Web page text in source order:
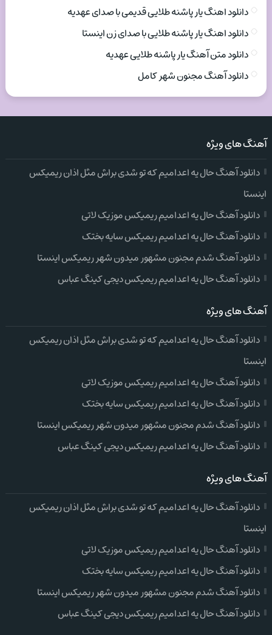
دانلود اهنگ یار پاشنه طلایی قدیمی با صدای عهدیه
دانلود اهنگ یار پاشنه طلایی با صدای زن اینستا
دانلود متن آهنگ یار پاشنه طلایی عهدیه
دانلود آهنگ مجنون شهر کامل
آهنگ های ویژه
دانلود آهنگ حال یه اعدامیم که تو شدی براش مثل اذان ریمیکس
اینستا
دانلود آهنگ حال یه اعدامیم ریمیکس موزیک لاتی
دانلود آهنگ حال یه اعدامیم ریمیکس سایه بختک
دانلود آهنگ شدم مجنون مشهور میدون شهر ریمیکس اینستا
دانلود آهنگ حال یه اعدامیم ریمیکس دیجی کینگ عباس
آهنگ های ویژه
دانلود آهنگ حال یه اعدامیم که تو شدی براش مثل اذان ریمیکس
اینستا
دانلود آهنگ حال یه اعدامیم ریمیکس موزیک لاتی
دانلود آهنگ حال یه اعدامیم ریمیکس سایه بختک
دانلود آهنگ شدم مجنون مشهور میدون شهر ریمیکس اینستا
دانلود آهنگ حال یه اعدامیم ریمیکس دیجی کینگ عباس
آهنگ های ویژه
دانلود آهنگ حال یه اعدامیم که تو شدی براش مثل اذان ریمیکس
اینستا
دانلود آهنگ حال یه اعدامیم ریمیکس موزیک لاتی
دانلود آهنگ حال یه اعدامیم ریمیکس سایه بختک
دانلود آهنگ شدم مجنون مشهور میدون شهر ریمیکس اینستا
دانلود آهنگ حال یه اعدامیم ریمیکس دیجی کینگ عباس